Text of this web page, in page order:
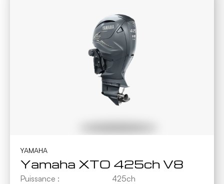
YAMAHA
Yamaha XTO 425ch V8
Puissance :
425ch